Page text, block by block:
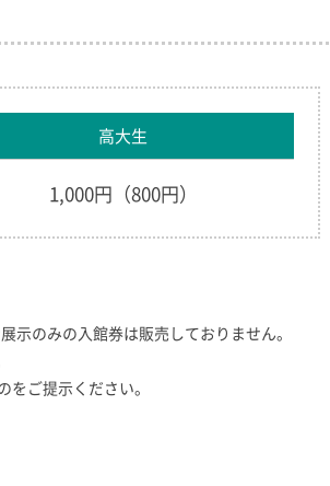
高大生
1,000円（800円）
のみの入館券は販売しておりません。
ご提示ください。